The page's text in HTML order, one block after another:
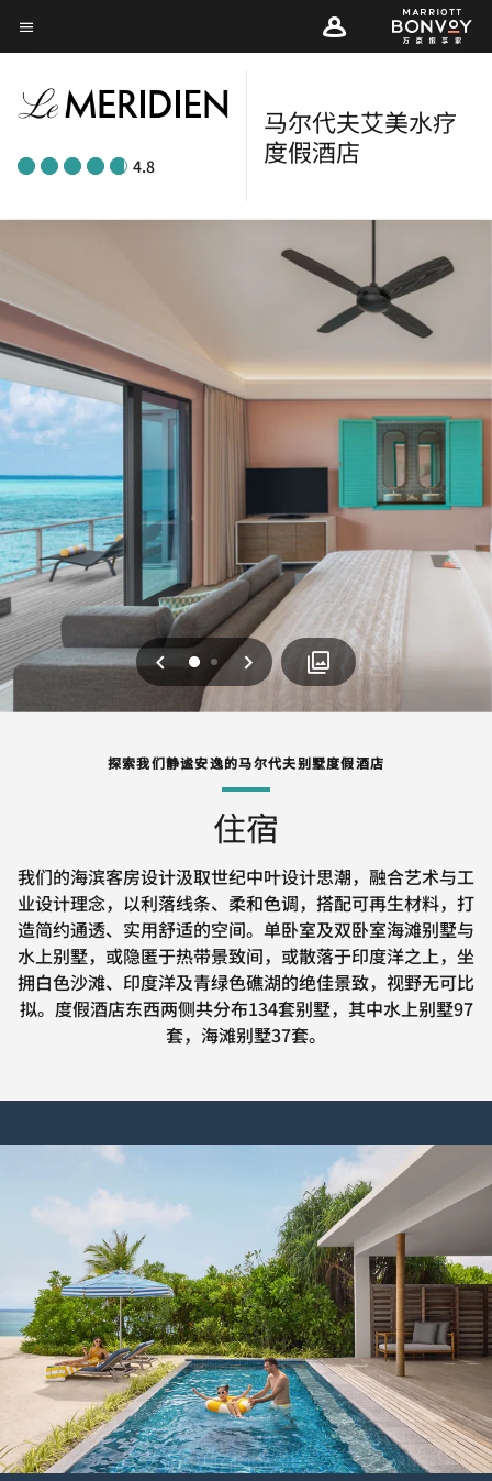
Skip
to
content
菜单文本
4.8
马尔代夫艾美水疗
度假酒店
上一页
0 1 下一页
探索我们静谧安逸的马尔代夫别墅度假酒店
住宿
我们的海滨客房设计汲取世纪中叶设计思潮，融合艺术与工
业设计理念，以利落线条、柔和色调，搭配可再生材料，打
造简约通透、实用舒适的空间。单卧室及双卧室海滩别墅与
水上别墅，或隐匿于热带景致间，或散落于印度洋之上，坐
拥白色沙滩、印度洋及青绿色礁湖的绝佳景致，视野无可比
拟。度假酒店东西两侧共分布134套别墅，其中水上别墅97
套，海滩别墅37套。